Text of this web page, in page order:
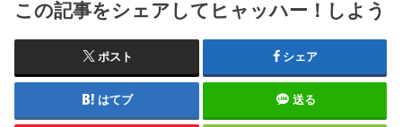
この記事をシェアしてヒャッハー！しよう
ポスト シェア
はてブ 送る